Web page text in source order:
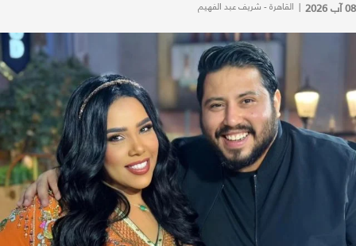
08 آب 2026 | القاهرة - شريف عبد الفهيم